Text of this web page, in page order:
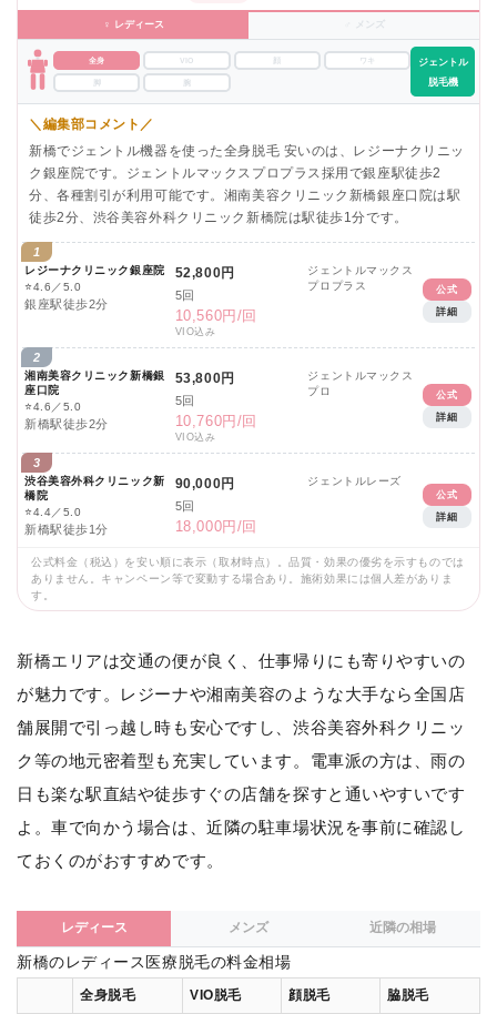
♀ レディース ♂ メンズ
全身 VIO ワキ
脚
ジェントル
脱毛機
＼編集部コメント／
新橋でジェントル機器を使った全身脱毛 安いのは、レジーナクリニッ
ク銀座院です。ジェントルマックスプロプラス採用で銀座駅徒歩2
分、各種割引が利用可能です。湘南美容クリニック新橋銀座口院は駅
徒歩2分、渋谷美容外科クリニック新橋院は駅徒歩1分です。
1
レジーナクリニック銀座院
⭐4.6／5.0
銀座駅徒歩2分
52,800円
5回
10,560円/回
VIO込み
ジェントルマックス
プロプラス
公式
詳細
2
湘南美容クリニック新橋銀
座口院
⭐4.6／5.0
新橋駅徒歩2分
53,800円
5回
10,760円/回
VIO込み
ジェントルマックス
プロ
公式
詳細
3
渋谷美容外科クリニック新
橋院
⭐4.4／5.0
新橋駅徒歩1分
90,000円
5回
18,000円/回
ジェントルレーズ
公式
詳細
公式料金（税込）を安い順に表示（取材時点）。品質・効果の優劣を示すものでは
ありません。キャンペーン等で変動する場合あり。施術効果には個人差がありま
す。
新橋エリアは交通の便が良く、仕事帰りにも寄りやすいの
が魅力です。レジーナや湘南美容のような大手なら全国店
舗展開で引っ越し時も安心ですし、渋谷美容外科クリニッ
ク等の地元密着型も充実しています。電車派の方は、雨の
日も楽な駅直結や徒歩すぐの店舗を探すと通いやすいです
よ。車で向かう場合は、近隣の駐車場状況を事前に確認し
ておくのがおすすめです。
レディース メンズ 近隣の相場
新橋のレディース医療脱毛の料金相場
全身脱毛 VIO脱毛 顔脱毛 脇脱毛